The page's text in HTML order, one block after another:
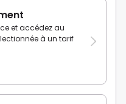
et accédez au
à un tarif